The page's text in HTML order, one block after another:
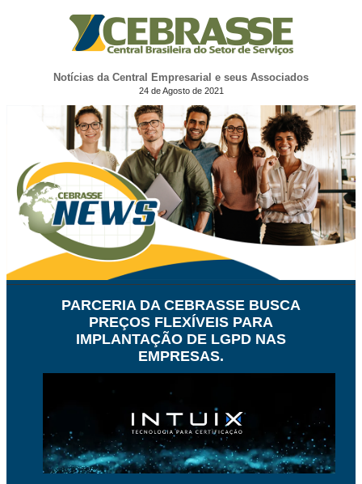
Notícias da Central Empresarial e seus Associados
24 de Agosto de 2021
PARCERIA DA CEBRASSE BUSCA
PREÇOS FLEXÍVEIS PARA
IMPLANTAÇÃO DE LGPD NAS
EMPRESAS.